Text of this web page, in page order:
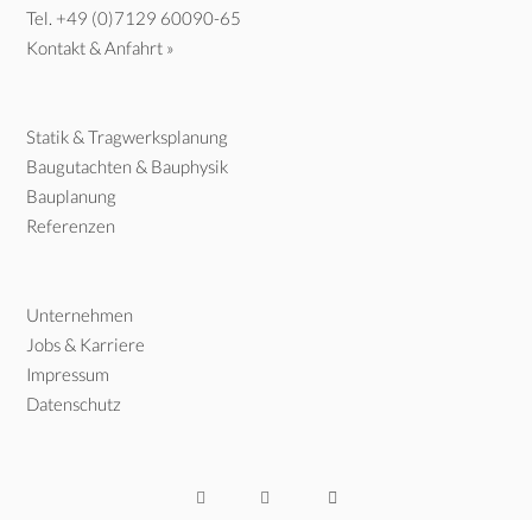
Tel. +49 (0)7129 60090-65
Kontakt & Anfahrt »
Statik & Tragwerksplanung
Baugutachten & Bauphysik
Bauplanung
Referenzen
Unternehmen
Jobs & Karriere
Impressum
Datenschutz